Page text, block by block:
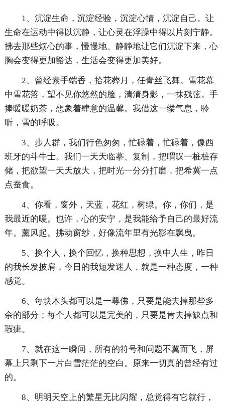
1、沉淀生命，沉淀经验，沉淀心情，沉淀自己。让
生命在运动中得以沉静，让心灵在浮躁中得以片刻宁静。
拂去那些烦心的事，慢慢地、静静地让它们沉淀下来，心
胸会变得更加豁达，生活会变得更加美好。
2、曾经素手端香，拾花葬月，任青丝飞舞。雪花幕
中雪花落，望不见你悠然的脸，清清身影，一抹残弦。手
捧暖暖奶茶，想象着肆意的温馨。我借这一缕气息，聆
听，雪的呼吸。
3、步人群，我们行色匆匆，忙碌着，忙碌着，像西
班牙的斗牛士。我们一天天临摹、复制，把喟叹一桩桩存
储，把欲望一天天放大，把时光一分分打磨，把希冀一点
点蚕食。
4、你看，窗外，天蓝，花红，树绿。你，你们，是
我最近的暖。也许，心的安宁，是我能给予自己的最好流
年。薰风起。拂动窗纱，好像流年里有光影在飘曳。
5、换个人，换个回忆，换种思想，换中人生，昨日
的我长发披肩，今日的我短发迷人，就是一种态度，一种
感觉。
6、每块木头都可以是一尊佛，只要是能去掉那些多
余的部分；每个人都可以是完美的，只要是肯去掉缺点和
瑕疵。
7、就在这一瞬间，所有的符号和问题不翼而飞，屏
幕上只剩下一片白雪茫茫的空白。原来一切真的曾经有过
的。
8、明明天空上的繁星无比闪耀，总觉得有它就行，